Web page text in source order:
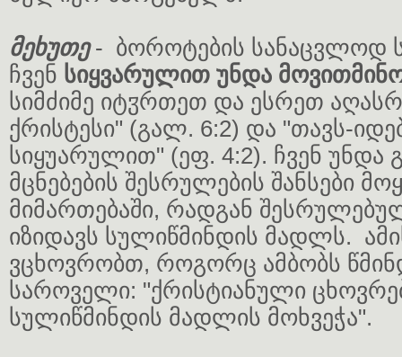
მეხუთე- ბოროტების სანაცვლოდ
ჩვენ სიყვარულით უნდა
სიმძიმე იტჳრთეთ და ესრეთ
ქრისტესი" (გალ. 6:2) და "თავს-
სიყუარულით" (ეფ. 4:2). ჩვენ უნდა
მცნებების შესრულების შანსები
მიმართებაში, რადგან
იზიდავს სულიწმინდის მადლს.
ვცხოვრობთ, როგორც ამბობს
საროველი: "ქრისტიანული
სულიწმინდის მადლის მოხვეჭა".